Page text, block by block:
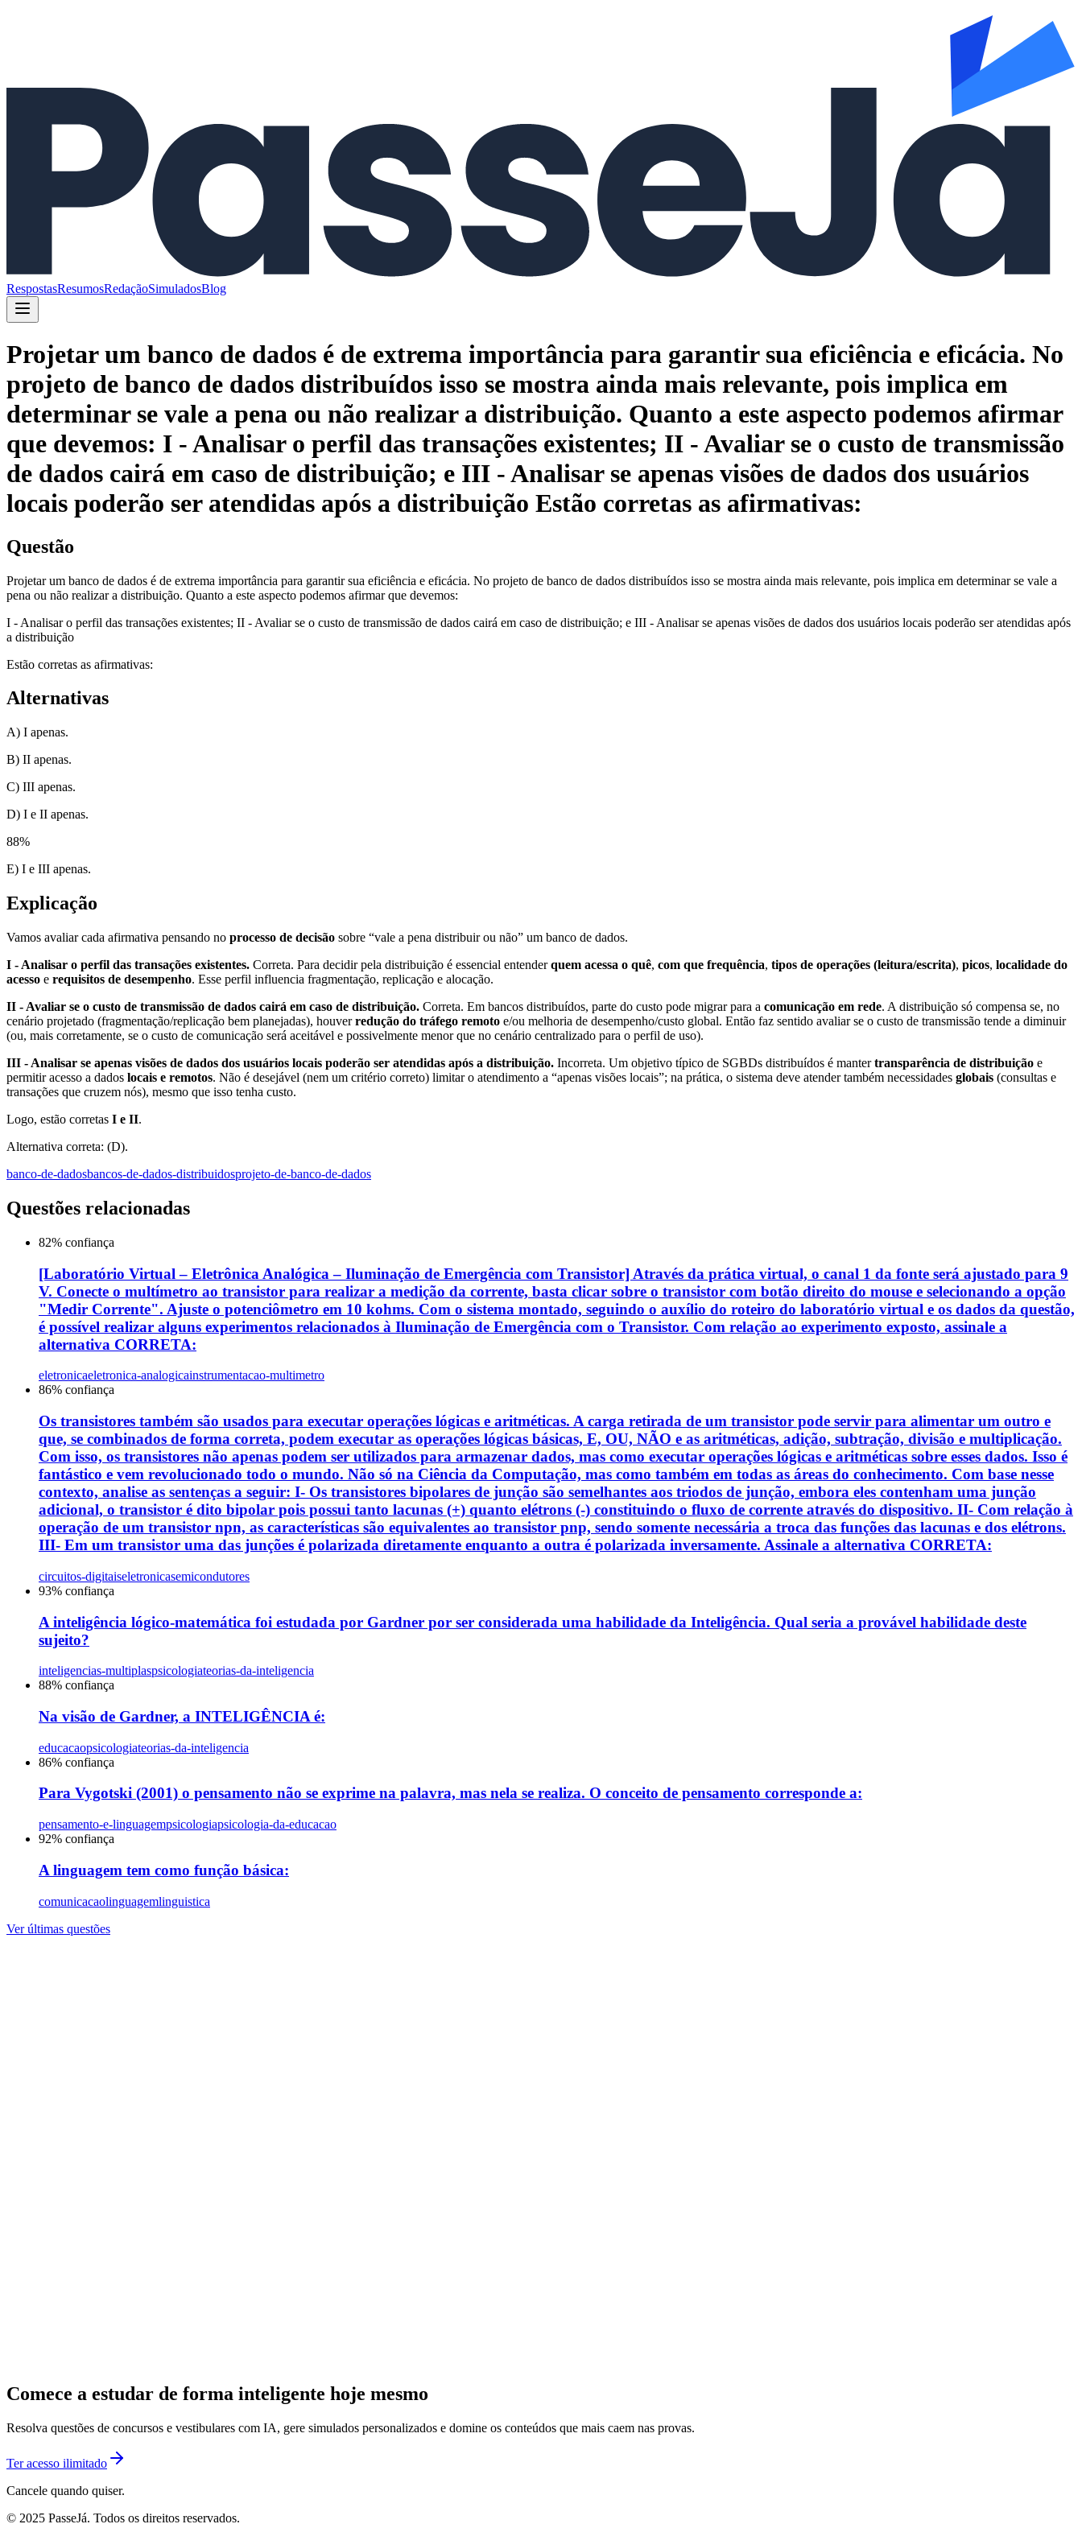
RespostasResumosRedaçãoSimuladosBlog
Projetar um banco de dados é de extrema importância para garantir sua eficiência e eficácia. No
projeto de banco de dados distribuídos isso se mostra ainda mais relevante, pois implica em
determinar se vale a pena ou não realizar a distribuição. Quanto a este aspecto podemos afirmar
que devemos: I - Analisar o perfil das transações existentes; II - Avaliar se o custo de transmissão
de dados cairá em caso de distribuição; e III - Analisar se apenas visões de dados dos usuários
locais poderão ser atendidas após a distribuição Estão corretas as afirmativas:
Questão
Projetar um banco de dados é de extrema importância para garantir sua eficiência e eficácia. No projeto de banco de dados distribuídos isso se mostra ainda mais relevante, pois implica em determinar se vale a
pena ou não realizar a distribuição. Quanto a este aspecto podemos afirmar que devemos:
I - Analisar o perfil das transações existentes; II - Avaliar se o custo de transmissão de dados cairá em caso de distribuição; e III - Analisar se apenas visões de dados dos usuários locais poderão ser atendidas após
a distribuição
Estão corretas as afirmativas:
Alternativas
A) I apenas.
B) II apenas.
C) III apenas.
D) I e II apenas.
88%
E) I e III apenas.
Explicação
Vamos avaliar cada afirmativa pensando no processo de decisão sobre “vale a pena distribuir ou não” um banco de dados.
I - Analisar o perfil das transações existentes. Correta. Para decidir pela distribuição é essencial entenderquem acessa o quê, com que frequência, tipos de operações (leitura/escrita), picos, localidade do
acesso e requisitos de desempenho. Esse perfil influencia fragmentação, replicação e alocação.
II - Avaliar se o custo de transmissão de dados cairá em caso de distribuição. Correta. Em bancos distribuídos, parte do custo pode migrar para a comunicação em rede. A distribuição só compensa se, no
cenário projetado (fragmentação/replicação bem planejadas), houverredução do tráfego remoto e/ou melhoria de desempenho/custo global. Então faz sentido avaliar se o custo de transmissão tende a diminuir
(ou, mais corretamente, se o custo de comunicação será aceitável e possivelmente menor que no cenário centralizado para o perfil de uso).
III - Analisar se apenas visões de dados dos usuários locais poderão ser atendidas após a distribuição. Incorreta. Um objetivo típico de SGBDs distribuídos é mantertransparência de distribuição e
permitir acesso a dados locais e remotos. Não é desejável (nem um critério correto) limitar o atendimento a “apenas visões locais”; na prática, o sistema deve atender também necessidades globais (consultas e
transações que cruzem nós), mesmo que isso tenha custo.
Logo, estão corretas I e II.
Alternativa correta: (D).
banco-de-dadosbancos-de-dados-distribuidosprojeto-de-banco-de-dados
Questões relacionadas
82% confiança
[Laboratório Virtual – Eletrônica Analógica – Iluminação de Emergência com Transistor] Através da prática virtual, o canal 1 da fonte será ajustado para 9
V. Conecte o multímetro ao transistor para realizar a medição da corrente, basta clicar sobre o transistor com botão direito do mouse e selecionando a opção
"Medir Corrente". Ajuste o potenciômetro em 10 kohms. Com o sistema montado, seguindo o auxílio do roteiro do laboratório virtual e os dados da questão,
é possível realizar alguns experimentos relacionados à Iluminação de Emergência com o Transistor. Com relação ao experimento exposto, assinale a
alternativa CORRETA:
eletronicaeletronica-analogicainstrumentacao-multimetro
86% confiança
Os transistores também são usados para executar operações lógicas e aritméticas. A carga retirada de um transistor pode servir para alimentar um outro e
que, se combinados de forma correta, podem executar as operações lógicas básicas, E, OU, NÃO e as aritméticas, adição, subtração, divisão e multiplicação.
Com isso, os transistores não apenas podem ser utilizados para armazenar dados, mas como executar operações lógicas e aritméticas sobre esses dados. Isso é
fantástico e vem revolucionado todo o mundo. Não só na Ciência da Computação, mas como também em todas as áreas do conhecimento. Com base nesse
contexto, analise as sentenças a seguir: I- Os transistores bipolares de junção são semelhantes aos triodos de junção, embora eles contenham uma junção
adicional, o transistor é dito bipolar pois possui tanto lacunas (+) quanto elétrons (-) constituindo o fluxo de corrente através do dispositivo. II- Com relação à
operação de um transistor npn, as características são equivalentes ao transistor pnp, sendo somente necessária a troca das funções das lacunas e dos elétrons.
III- Em um transistor uma das junções é polarizada diretamente enquanto a outra é polarizada inversamente. Assinale a alternativa CORRETA:
circuitos-digitaiseletronicasemicondutores
93% confiança
A inteligência lógico-matemática foi estudada por Gardner por ser considerada uma habilidade da Inteligência. Qual seria a provável habilidade deste
sujeito?
inteligencias-multiplaspsicologiateorias-da-inteligencia
88% confiança
Na visão de Gardner, a INTELIGÊNCIA é:
educacaopsicologiateorias-da-inteligencia
86% confiança
Para Vygotski (2001) o pensamento não se exprime na palavra, mas nela se realiza. O conceito de pensamento corresponde a:
pensamento-e-linguagempsicologiapsicologia-da-educacao
92% confiança
A linguagem tem como função básica:
comunicacaolinguagemlinguistica
Ver últimas questões
Comece a estudar de forma inteligente hoje mesmo
Resolva questões de concursos e vestibulares com IA, gere simulados personalizados e domine os conteúdos que mais caem nas provas.
Ter acesso ilimitado
Cancele quando quiser.
© 2025 PasseJá. Todos os direitos reservados.